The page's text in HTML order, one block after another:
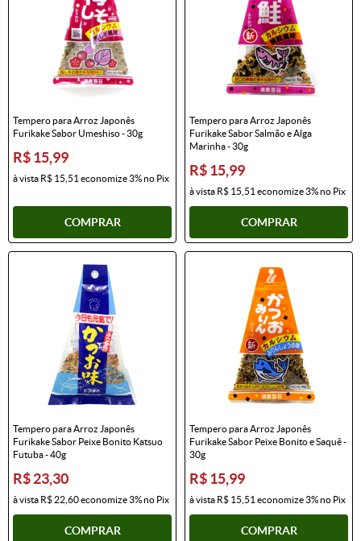
Tempero para Arroz Japonês
Furikake Sabor Umeshiso - 30g
R$ 15,99
à vista R$ 15,51 economize3%no Pix
COMPRAR
Tempero para Arroz Japonês
Furikake Sabor Salmão e Alga
Marinha - 30g
R$ 15,99
à vista R$ 15,51 economize3%no Pix
COMPRAR
Tempero para Arroz Japonês
Furikake Sabor Peixe Bonito Katsuo
Futuba - 40g
R$ 23,30
à vista R$ 22,60economize3%no Pix
COMPRAR
Tempero para Arroz Japonês
Furikake Sabor Peixe Bonito e Saquê -
30g
R$ 15,99
à vista R$ 15,51 economize3%no Pix
COMPRAR